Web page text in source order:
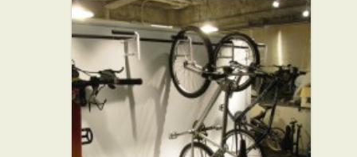
千葉屋
弁当・惣菜
Lil' Rire
カフェ・喫茶店